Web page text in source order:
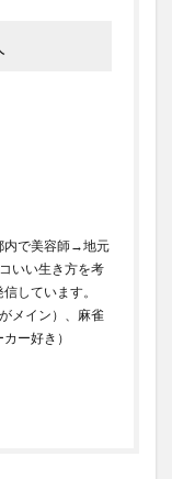
内で美容師→地元
いい生き方を考
しています。
メイン）、麻雀
ー好き）